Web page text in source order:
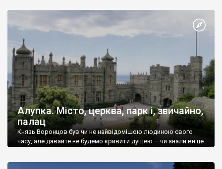
Алупка. Місто, церква, парк і, звичайно,
палац
Князь Воронцов був чи не найвідомішою людиною свого
часу, але давайте не будемо кривити душею – чи знали ви це